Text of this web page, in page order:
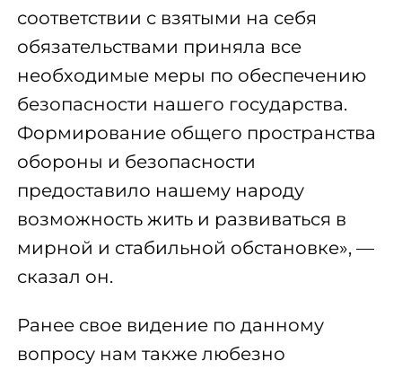
соответствии с взятыми на себя
обязательствами приняла все
необходимые меры по обеспечению
безопасности нашего государства.
Формирование общего пространства
обороны и безопасности
предоставило нашему народу
возможность жить и развиваться в
мирной и стабильной обстановке», —
сказал он.
Ранее свое видение по данному
вопросу нам также любезно